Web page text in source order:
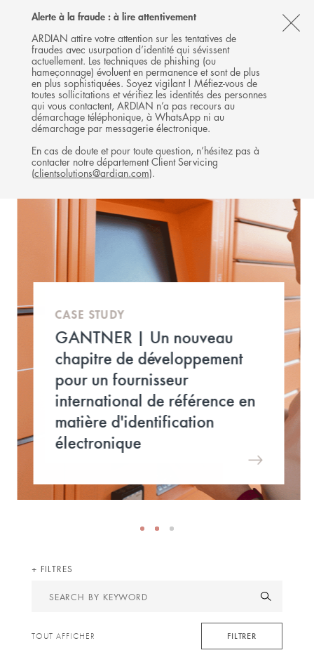
Alerte à la fraude : à lire attentivement
ARDIAN attire votre attention sur les tentatives de
fraudes avec usurpation d’identité qui sévissent
actuellement. Les techniques de phishing (ou
hameçonnage) évoluent en permanence et sont de plus
en plus sophistiquées. Soyez vigilant ! Méfiez-vous de
toutes sollicitations et vérifiez les identités des personnes
qui vous contactent, ARDIAN n’a pas recours au
démarchage téléphonique, à WhatsApp ni au
démarchage par messagerie électronique.
En cas de doute et pour toute question, n’hésitez pas à
contacter notre département Client Servicing
(clientsolutions@ardian.com).
Follow
Ardian
on
X
Follow
Ardian
on
LinkedIn
Follow
Ardian
on
YouTube
Ardian
on
Jobs
on
LinkedIn
MENU
INVESTISSEMENTS
EXPANSION
CASE STUDY
GANTNER | Un nouveau
chapitre de développement
pour un fournisseur
international de référence en
matière d'identification
électronique
FILTRES
Search
keyword
FILTRER
TOUT AFFICHER